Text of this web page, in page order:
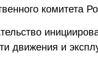
комитета
движения и